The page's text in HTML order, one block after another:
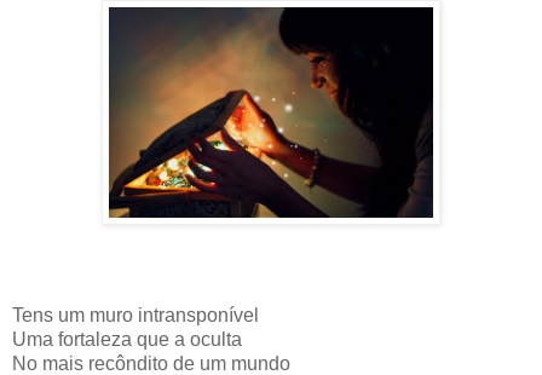
Tens um muro intransponível
Uma fortaleza que a oculta
No mais recôndito de um mundo